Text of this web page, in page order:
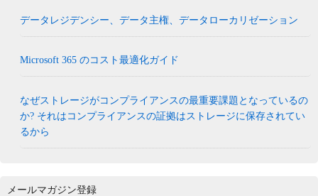
データレジデンシー、データ主権、データローカリゼーション
Microsoft 365 のコスト最適化ガイド
なぜストレージがコンプライアンスの最重要課題となっているの
か? それはコンプライアンスの証拠はストレージに保存されてい
るから
メールマガジン登録